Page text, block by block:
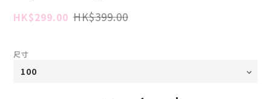
HK$299.00 HK$399.00
尺寸